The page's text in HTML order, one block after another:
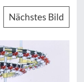
Nächstes Bild